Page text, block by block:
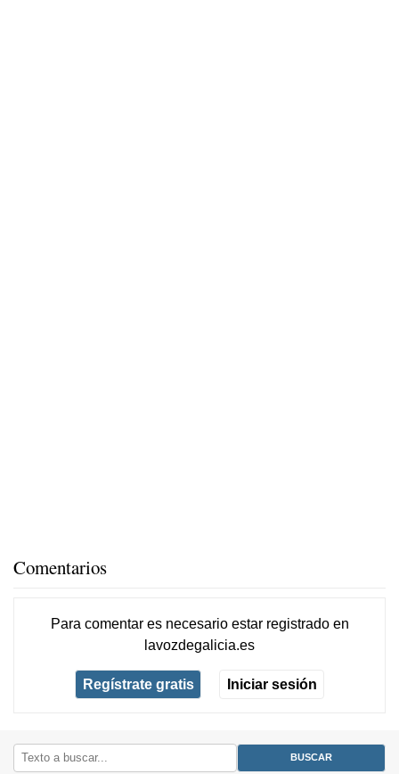
Comentarios
Para comentar es necesario estar registradoen
lavozdegalicia.es
Regístrate gratis Iniciar sesión